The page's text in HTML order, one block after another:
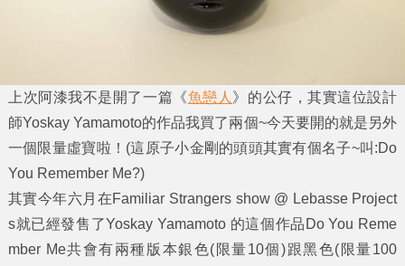
上次阿漆我不是開了一篇《魚戀人 》的公仔，其實這位設計
師Yoskay Yamamoto的作品我買了兩個~今天要開的就是另外
一個限量虛寶啦！(這 原子小金剛 的頭頭其實有個名子~叫:Do
You Remember Me?)
其實今年六月在Familiar Strangers show @ Lebasse Project
s就已經發售了Yoskay Yamamoto 的這個作品 Do You Reme
mber Me共會有兩種版本銀色(限量10個)跟黑色(限量100